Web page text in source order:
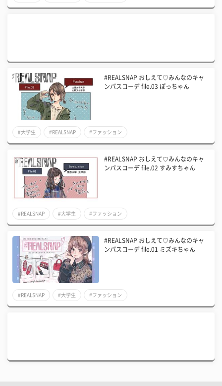
#REALSNAP おしえて♡みんなのキャ
ンパスコーデ file.03 ぽっちゃん
#大学生 #REALSNAP #ファッション
#REALSNAP おしえて♡みんなのキャ
ンパスコーデ file.02 すみすちゃん
#REALSNAP #大学生 #ファッション
#REALSNAP おしえて♡みんなのキャ
ンパスコーデ file.01 ミズキちゃん
#REALSNAP #大学生 #ファッション